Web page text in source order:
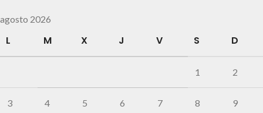
agosto 2026
L M X J V S D
1 2
3 4 5 6 7 8 9